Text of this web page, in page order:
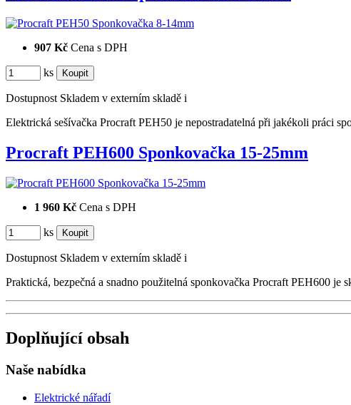
907 Kč Cena s DPH
ks
Dostupnost Skladem v externím skladě i
Elektrická sešívačka Procraft PEH50 je nepostradatelná při jakékoli práci
Procraft PEH600 Sponkovačka 15-25mm
1 960 Kč Cena s DPH
ks
Dostupnost Skladem v externím skladě i
Praktická, bezpečná a snadno použitelná sponkovačka Procraft PEH600 je
Doplňující obsah
Naše nabídka
Elektrické nářadí